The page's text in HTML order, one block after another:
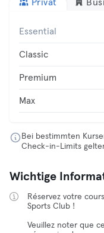
Privat
Essential
Classic
Premium
Max
Bei bestimmten
Check-in-Limits
Wichtige
Réservez votre
Sports Club !
Veuillez noter que